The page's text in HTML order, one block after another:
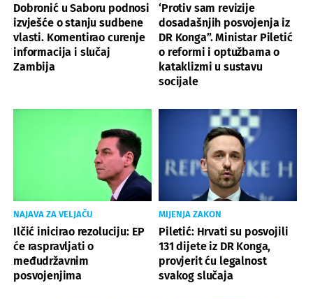
Dobronić u Saboru podnosi
izvješće o stanju sudbene
vlasti. Komentirao curenje
informacija i slučaj
Zambija
‘Protiv sam revizije
dosadašnjih posvojenja iz
DR Konga”. Ministar Piletić
o reformi i optužbama o
kataklizmi u sustavu
socijale
NAJAVA ZA VELJAČU
Ilčić inicirao rezoluciju: EP
će raspravljati o
međudržavnim
posvojenjima
MIJENJA ZAKON
Piletić: Hrvati su posvojili
131 dijete iz DR Konga,
provjerit ću legalnost
svakog slučaja